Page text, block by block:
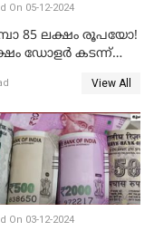
On 05-12-2024
85 ലക്ഷം രൂപയോ!
ഡോളർ കടന്ന്
View All
On 03-12-2024